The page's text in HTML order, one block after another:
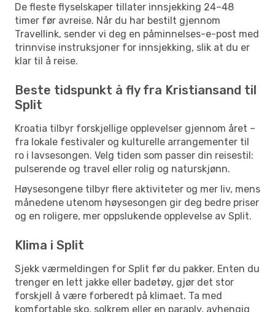
De fleste flyselskaper tillater innsjekking 24–48
timer før avreise. Når du har bestilt gjennom
Travellink, sender vi deg en påminnelses-e-post med
trinnvise instruksjoner for innsjekking, slik at du er
klar til å reise.
Beste tidspunkt å fly fra Kristiansand til
Split
Kroatia tilbyr forskjellige opplevelser gjennom året –
fra lokale festivaler og kulturelle arrangementer til
ro i lavsesongen. Velg tiden som passer din reisestil:
pulserende og travel eller rolig og naturskjønn.
Høysesongene tilbyr flere aktiviteter og mer liv, mens
månedene utenom høysesongen gir deg bedre priser
og en roligere, mer oppslukende opplevelse av Split.
Klima i Split
Sjekk værmeldingen for Split før du pakker. Enten du
trenger en lett jakke eller badetøy, gjør det stor
forskjell å være forberedt på klimaet. Ta med
komfortable sko, solkrem eller en paraply, avhengig